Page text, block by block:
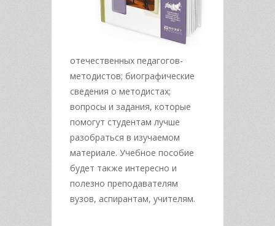
отечественных педагогов-
методистов; биографические
сведения о методистах;
вопросы и задания, которые
помогут студентам лучше
разобраться в изучаемом
материале. Учебное пособие
будет также интересно и
полезно преподавателям
вузов, аспирантам, учителям.